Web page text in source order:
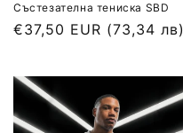
Състезателна тениска SBD
Обичайна
€37,50 EUR (73,34 лв)